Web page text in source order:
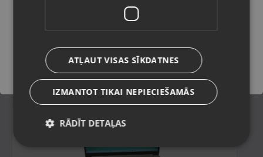
Ogre, Mālkalnes prospekts 4-11
Stāvoklis Lietots (Garantija 6 mēneši)
170.00 €
7.73€/mēn.
Saglabāt
ATĻAUT VISAS SĪKDATNES
IZMANTOT TIKAI NEPIECIEŠAMĀS
RĀDĪT DETAĻAS